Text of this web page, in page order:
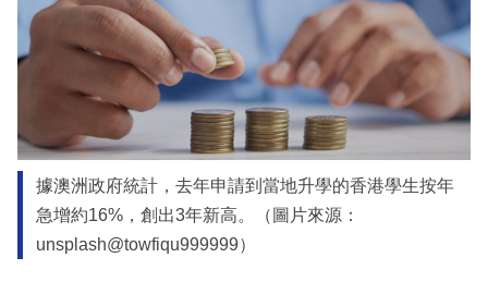
據澳洲政府統計，去年申請到當地升學的香港學生按年
急增約16%，創出3年新高。（圖片來源：
unsplash@towfiqu999999）